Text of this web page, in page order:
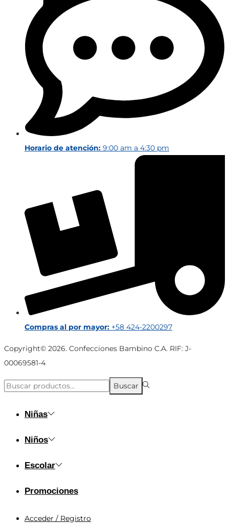
Horario de atención: 9:00 am a 4:30 pm
Compras al por mayor: +58 424-2200297
Copyright© 2026. Confecciones Bambino C.A. RIF: J-
00069581-4
Búsqueda
Buscar
Niñas
Niños
Escolar
Promociones
Acceder / Registro